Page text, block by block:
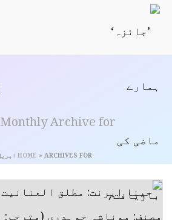
Monthly Archive for: "اپریل, 2025"
HOME » ARCHIVES FOR اپریل 2025